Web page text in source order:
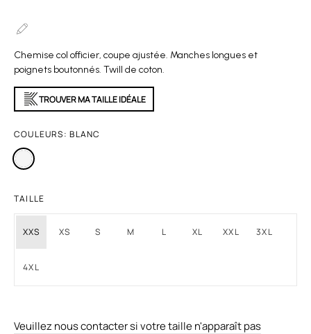
Chemise col officier, coupe ajustée. Manches longues et
poignets boutonnés. Twill de coton.
TROUVER MA TAILLE IDÉALE
COULEURS: BLANC
TAILLE
XXS XS S M L XL XXL 3XL
4XL
Veuillez nous contacter si votre taille n'apparaît pas